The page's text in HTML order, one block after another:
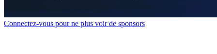
Connectez-vous pour ne plus voir de sponsors